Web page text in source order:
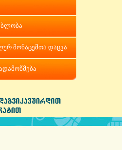
მონაცემთა დაცვა